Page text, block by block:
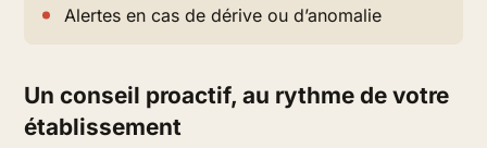
Alertes en cas de dérive ou d’anomalie
Un conseil proactif, au rythme de votre
établissement